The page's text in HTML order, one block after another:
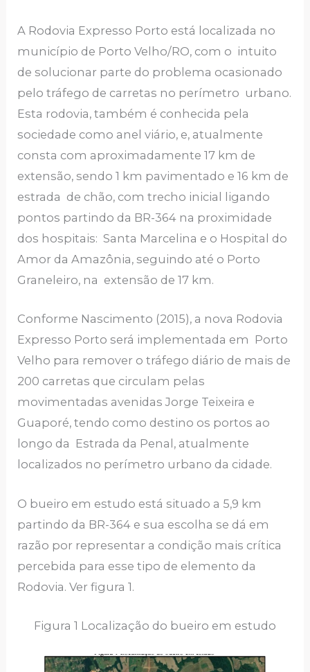
A Rodovia Expresso Porto está localizada no
município de Porto Velho/RO, com o intuito
de solucionar parte do problema ocasionado
pelo tráfego de carretas no perímetro urbano.
Esta rodovia, também é conhecida pela
sociedade como anel viário, e, atualmente
consta com aproximadamente 17 km de
extensão, sendo 1 km pavimentado e 16 km de
estrada de chão, com trecho inicial ligando
pontos partindo da BR-364 na proximidade
dos hospitais: Santa Marcelina e o Hospital do
Amor da Amazônia, seguindo até o Porto
Graneleiro, na extensão de 17 km.
Conforme Nascimento (2015), a nova Rodovia
Expresso Porto será implementada em Porto
Velho para remover o tráfego diário de mais de
200 carretas que circulam pelas
movimentadas avenidas Jorge Teixeira e
Guaporé, tendo como destino os portos ao
longo da Estrada da Penal, atualmente
localizados no perímetro urbano da cidade.
O bueiro em estudo está situado a 5,9 km
partindo da BR-364 e sua escolha se dá em
razão por representar a condição mais crítica
percebida para esse tipo de elemento da
Rodovia. Ver figura 1.
Figura 1 Localização do bueiro em estudo